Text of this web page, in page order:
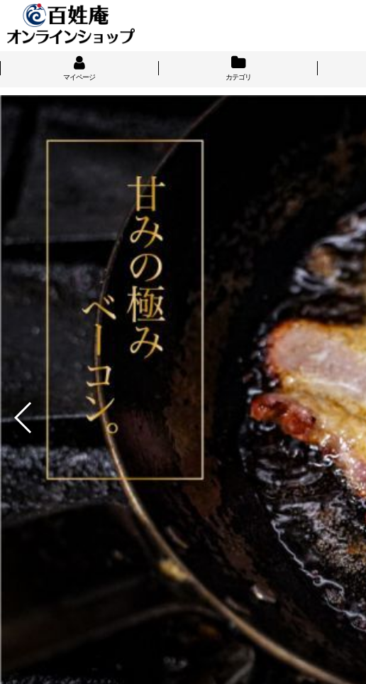
マイページ カテゴリ